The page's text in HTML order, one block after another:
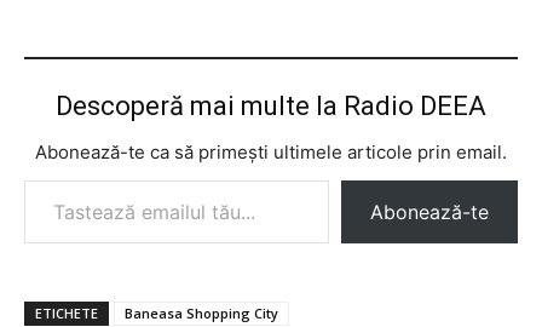
Descoperă mai multe la Radio DEEA
Abonează-te ca să primești ultimele articole prin email.
Tastează emailul tău...
Abonează-te
ETICHETE Baneasa Shopping City